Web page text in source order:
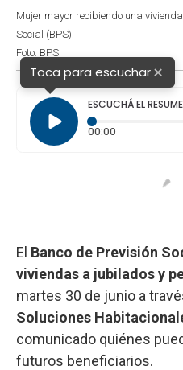
Mujer mayor recibiendo una
Social (BPS).
Foto: BPS.
Toca para escuchar×
ESCUCHÁ EL
00:00 Tiempo
El Banco de Previsión
viviendas a jubilados y
martes 30 de junio a
Soluciones
comunicado quiénes
futuros beneficiarios.